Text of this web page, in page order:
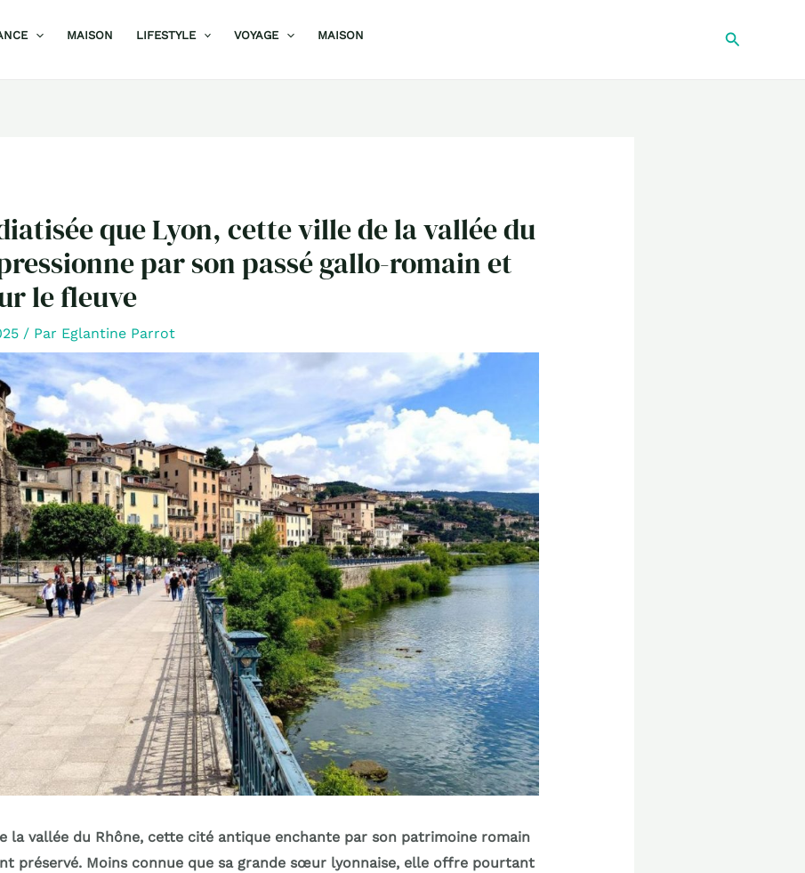
MAISON LIFESTYLE VOYAGE MAISON
que Lyon, cette ville de la vallée du
par son passé gallo-romain et
le fleuve
/ Par Eglantine Parrot
la vallée du Rhône, cette cité antique enchante par son patrimoine romain
préservé. Moins connue que sa grande sœur lyonnaise, elle offre pourtant